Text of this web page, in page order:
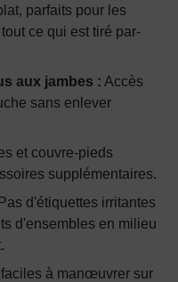
parfaits pour les
ce qui est tiré par-
aux jambes : Accès
sans enlever
et couvre-pieds
supplémentaires.
d'étiquettes irritantes
d'ensembles en milieu
à manœuvrer sur